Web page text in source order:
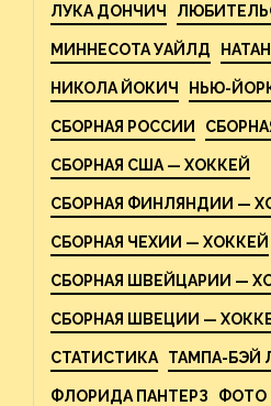
ЛУКА ДОНЧИЧ
МИННЕСОТА УАЙЛД
НИКОЛА ЙОКИЧ НЬЮ-
СБОРНАЯ РОССИИ
СБОРНАЯ США — ХОККЕЙ
СБОРНАЯ ФИНЛЯНДИИ —
СБОРНАЯ ЧЕХИИ — ХОККЕЙ
СБОРНАЯ ШВЕЙЦАРИИ —
СБОРНАЯ ШВЕЦИИ —
СТАТИСТИКА ТАМПА-БЭЙ
ФЛОРИДА ПАНТЕРЗ ФОТО